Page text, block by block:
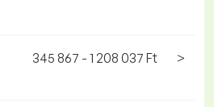
345 867 - 1 208 037 Ft >